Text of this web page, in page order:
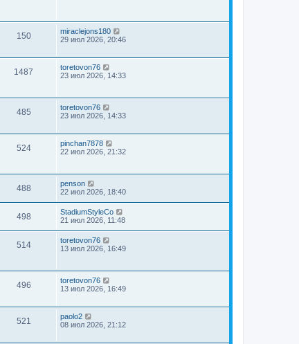
150
miraclejons180
29 июл 2026, 20:46
1487
toretovon76
23 июл 2026, 14:33
485
toretovon76
23 июл 2026, 14:33
524
pinchan7878
22 июл 2026, 21:32
488
penson
22 июл 2026, 18:40
498
StadiumStyleCo
21 июл 2026, 11:48
514
toretovon76
13 июл 2026, 16:49
496
toretovon76
13 июл 2026, 16:49
521
paolo2
08 июл 2026, 21:12